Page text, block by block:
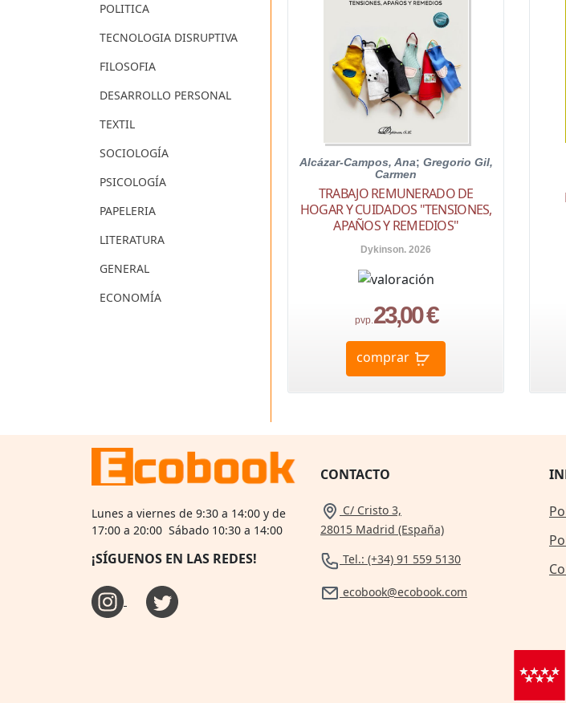
POLITICA
TECNOLOGIA DISRUPTIVA
FILOSOFIA
DESARROLLO PERSONAL
TEXTIL
SOCIOLOGÍA
PSICOLOGÍA
PAPELERIA
LITERATURA
GENERAL
ECONOMÍA
Alcázar-Campos, Ana; Gregorio Gil,
Carmen
TRABAJO REMUNERADO DE
HOGAR Y CUIDADOS "TENSIONES,
APAÑOS Y REMEDIOS"
Dykinson. 2026
pvp.23,00 €
comprar
Lunes a viernes de 9:30 a 14:00 y de
17:00 a 20:00 Sábado 10:30 a 14:00
¡SÍGUENOS EN LAS REDES!
CONTACTO
C/ Cristo 3,
28015 Madrid (España)
Tel.: (+34) 91 559 5130
ecobook@ecobook.com